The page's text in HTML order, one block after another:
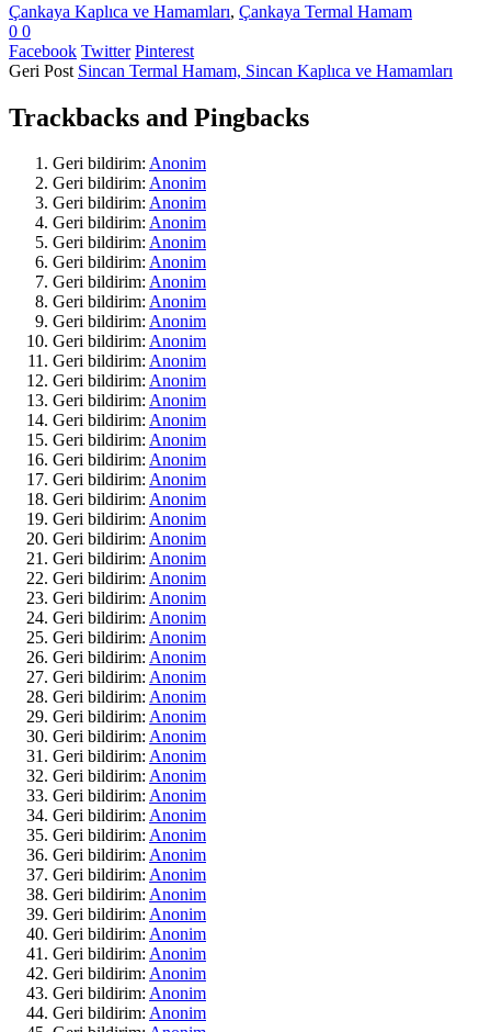
Çankaya Kaplıca ve Hamamları, Çankaya Termal Hamam
0 0
Facebook Twitter Pinterest
Geri Post Sincan Termal Hamam, Sincan Kaplıca ve Hamamları
Trackbacks and Pingbacks
Geri bildirim: Anonim
Geri bildirim: Anonim
Geri bildirim: Anonim
Geri bildirim: Anonim
Geri bildirim: Anonim
Geri bildirim: Anonim
Geri bildirim: Anonim
Geri bildirim: Anonim
Geri bildirim: Anonim
Geri bildirim: Anonim
Geri bildirim: Anonim
Geri bildirim: Anonim
Geri bildirim: Anonim
Geri bildirim: Anonim
Geri bildirim: Anonim
Geri bildirim: Anonim
Geri bildirim: Anonim
Geri bildirim: Anonim
Geri bildirim: Anonim
Geri bildirim: Anonim
Geri bildirim: Anonim
Geri bildirim: Anonim
Geri bildirim: Anonim
Geri bildirim: Anonim
Geri bildirim: Anonim
Geri bildirim: Anonim
Geri bildirim: Anonim
Geri bildirim: Anonim
Geri bildirim: Anonim
Geri bildirim: Anonim
Geri bildirim: Anonim
Geri bildirim: Anonim
Geri bildirim: Anonim
Geri bildirim: Anonim
Geri bildirim: Anonim
Geri bildirim: Anonim
Geri bildirim: Anonim
Geri bildirim: Anonim
Geri bildirim: Anonim
Geri bildirim: Anonim
Geri bildirim: Anonim
Geri bildirim: Anonim
Geri bildirim: Anonim
Geri bildirim: Anonim